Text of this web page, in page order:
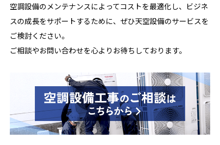
空調設備のメンテナンスによってコストを最適化し、ビジネ
スの成長をサポートするために、ぜひ天空設備のサービスを
ご検討ください。
ご相談やお問い合わせを心よりお待ちしております。